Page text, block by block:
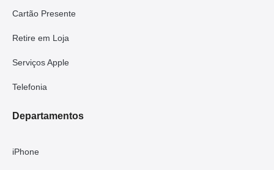
Cartão Presente
Retire em Loja
Serviços Apple
Telefonia
Departamentos
iPhone